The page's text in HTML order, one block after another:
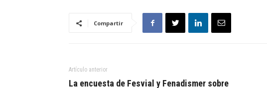
Compartir
Artículo anterior
La encuesta de Fesvial y Fenadismer sobre